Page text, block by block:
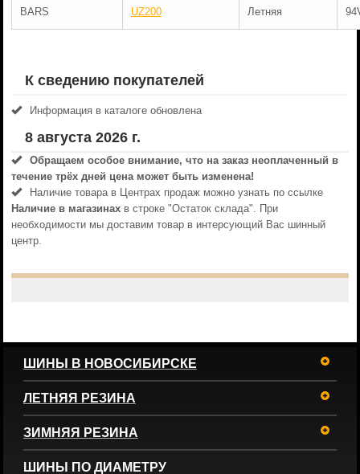
BARS UZ200 Летняя
К сведению покупателей
Информация в каталоге обновлена
8 августа 2026 г.
Обращаем особое внимание, что на заказ неоплаченный в
течениe трёх дней цена может быть изменена!
Наличие товара в Центрах продаж можно узнать по ссылке
Наличие в магазинахв строке "Остаток склада". При
необходимости мы доставим товар в интерсующий Вас шинный
центр.
ШИНЫ В НОВОСИБИРСКЕ
ЛЕТНЯЯ РЕЗИНА
ЗИМНЯЯ РЕЗИНА
ШИНЫ ПО ДИАМЕТРУ